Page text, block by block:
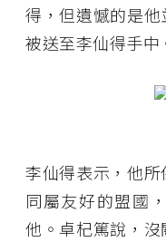
得，但遺憾的是
被送至李仙得手中
李仙得表示，他
同屬友好的盟國
他。卓杞篤說，